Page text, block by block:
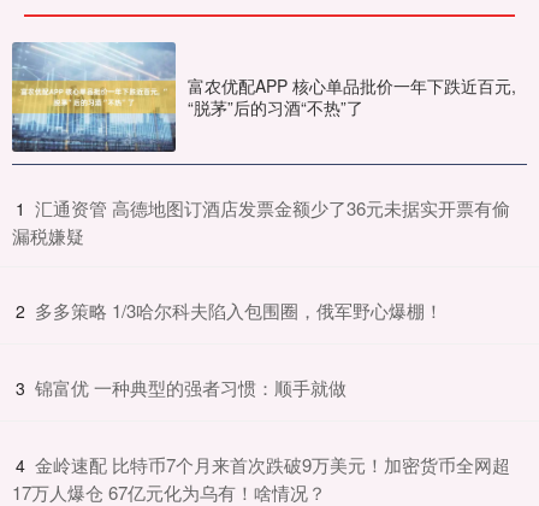
富农优配APP 核心单品批价一年下跌近百元,
“脱茅”后的习酒“不热”了
1 ​汇通资管 高德地图订酒店发票金额少了36元未据实开票有偷
漏税嫌疑
2 ​多多策略 1/3哈尔科夫陷入包围圈，俄军野心爆棚！
3 ​锦富优 一种典型的强者习惯：顺手就做
4 ​金岭速配 比特币7个月来首次跌破9万美元！加密货币全网超
17万人爆仓 67亿元化为乌有！啥情况？